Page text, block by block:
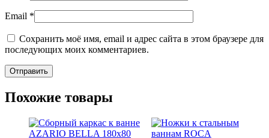
Email *
Сохранить моё имя, email и адрес сайта в этом браузере для
последующих моих комментариев.
Похожие товары